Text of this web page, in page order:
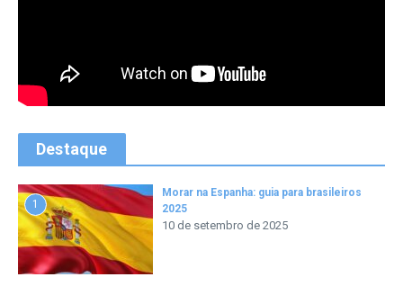
Destaque
1
Morar na Espanha: guia para brasileiros
2025
10 de setembro de 2025